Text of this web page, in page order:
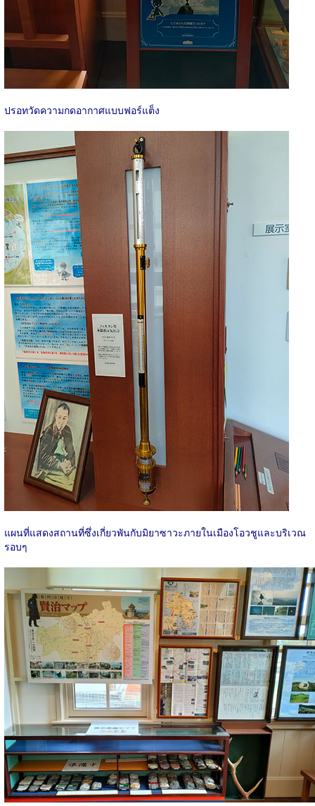
ปรอทวัดความกดอากาศแบบฟอร์แต็ง
แผนที่แสดงสถานที่ซึ่งเกี่ยวพันกับมิยาซาวะภายในเมืองโอวชูและบริเวณ
รอบๆ